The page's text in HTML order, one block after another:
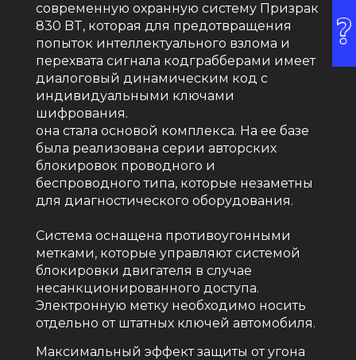
современную охранную систему Призрак
830 BT, которая для предотвращения
попыток интеллектуального взлома и
перехвата сигнала кодграбберами имеет
диалоговый динамическим код с
индивидуальными ключами
шифрования.
она стала основой комплекса. На ее базе
была реализована серии авторских
блокировок проводного и
беспроводного типа, которые незаметны
для диагностического оборудования.
Система оснащена противоугонными
метками, которые управляют системой
блокировки двигателя в случае
несанкционированного доступа.
Электронную метку необходимо носить
отдельно от штатных ключей автомобиля.
Максимальный эффект защиты от угона